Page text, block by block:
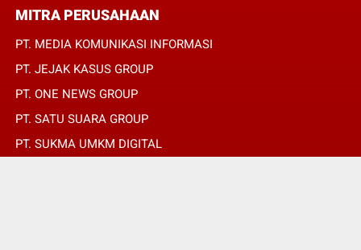
MITRA PERUSAHAAN
PT. MEDIA KOMUNIKASI INFORMASI
PT. JEJAK KASUS GROUP
PT. ONE NEWS GROUP
PT. SATU SUARA GROUP
PT. SUKMA UMKM DIGITAL